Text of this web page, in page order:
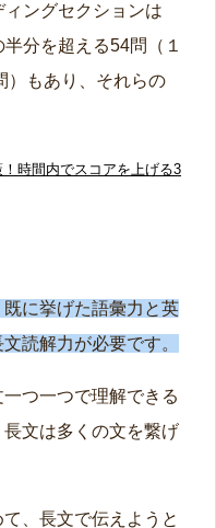
ングセクションは
分を超える54問（１
）もあり、それらの
時間内でスコアを上げる3
に挙げた語彙力と英
読解力が必要です。
つ一つで理解できる
文は多くの文を繋げ
、長文で伝えようと